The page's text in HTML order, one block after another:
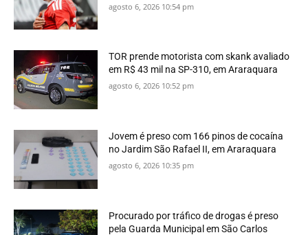
agosto 6, 2026 10:54 pm
TOR prende motorista com skank avaliado
em R$ 43 mil na SP-310, em Araraquara
agosto 6, 2026 10:52 pm
Jovem é preso com 166 pinos de cocaína
no Jardim São Rafael II, em Araraquara
agosto 6, 2026 10:35 pm
Procurado por tráfico de drogas é preso
pela Guarda Municipal em São Carlos